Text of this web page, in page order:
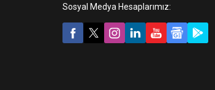
Sosyal Medya Hesaplarımız: